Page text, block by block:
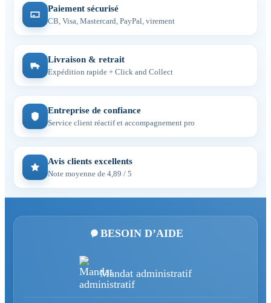
Paiement sécurisé
CB, Visa, Mastercard, PayPal, virement
Livraison & retrait
Expédition rapide + Click and Collect
Entreprise de confiance
Service client réactif et accompagnement pro
Avis clients excellents
Note moyenne de 4,89 / 5
BESOIN D’AIDE
Mandat administratif